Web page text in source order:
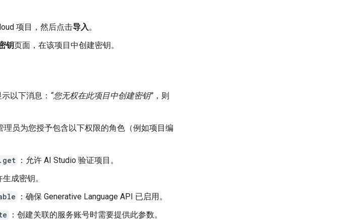
项目，然后点击导入。
钥页面，在该项目中创建密钥。
以下消息： “您无权在此项目中创建密钥” ，则
理员为您授予包含以下权限的角色（例如项目编
：允许 AI Studio 验证项目。
生成密钥。
：确保 Generative Language API 已启用。
：创建关联的服务账号时需要提供此参数。